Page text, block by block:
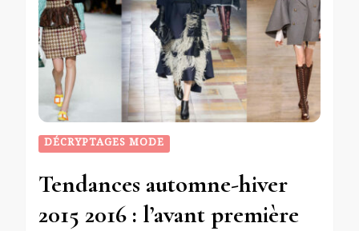
DÉCRYPTAGES MODE
Tendances automne-hiver
2015 2016 : l’avant première